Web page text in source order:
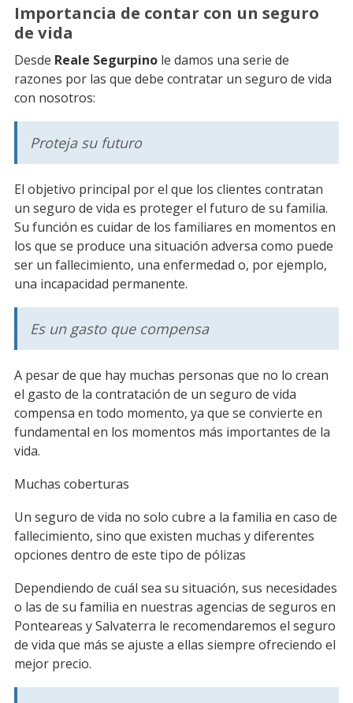
Importancia de contar con un seguro
de vida
Desde Reale Segurpino le damos una serie de
razones por las que debe contratar un seguro de vida
con nosotros:
Proteja su futuro
El objetivo principal por el que los clientes contratan
un seguro de vida es proteger el futuro de su familia.
Su función es cuidar de los familiares en momentos en
los que se produce una situación adversa como puede
ser un fallecimiento, una enfermedad o, por ejemplo,
una incapacidad permanente.
Es un gasto que compensa
A pesar de que hay muchas personas que no lo crean
el gasto de la contratación de un seguro de vida
compensa en todo momento, ya que se convierte en
fundamental en los momentos más importantes de la
vida.
Muchas coberturas
Un seguro de vida no solo cubre a la familia en caso de
fallecimiento, sino que existen muchas y diferentes
opciones dentro de este tipo de pólizas
Dependiendo de cuál sea su situación, sus necesidades
o las de su familia en nuestras agencias de seguros en
Ponteareas y Salvaterra le recomendaremos el seguro
de vida que más se ajuste a ellas siempre ofreciendo el
mejor precio.